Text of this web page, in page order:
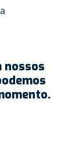
nossos